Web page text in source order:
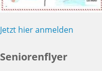
Jetzt hier anmelden
Seniorenflyer